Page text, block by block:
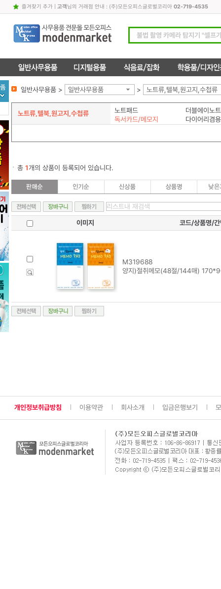
즐겨찾기 추가| 고객님의 거래점 안내 : (주)모든오피스글로벌코리아 02-719-4535
일반사무용품 > 일반사무용품 > 노트류,텔북,원고지,수첩류
노트류,텔북,원고지,수첩류 노트패드
더블에이노트
독서카드/메모지
다이어리겸
총 1개의 상품이 등록되어 있습니다.
이미지 코드/상품명/간
M319688
양지)절취메모(48절/144매)
개인정보취급방침 이용약관 회사소개 입금은행보기